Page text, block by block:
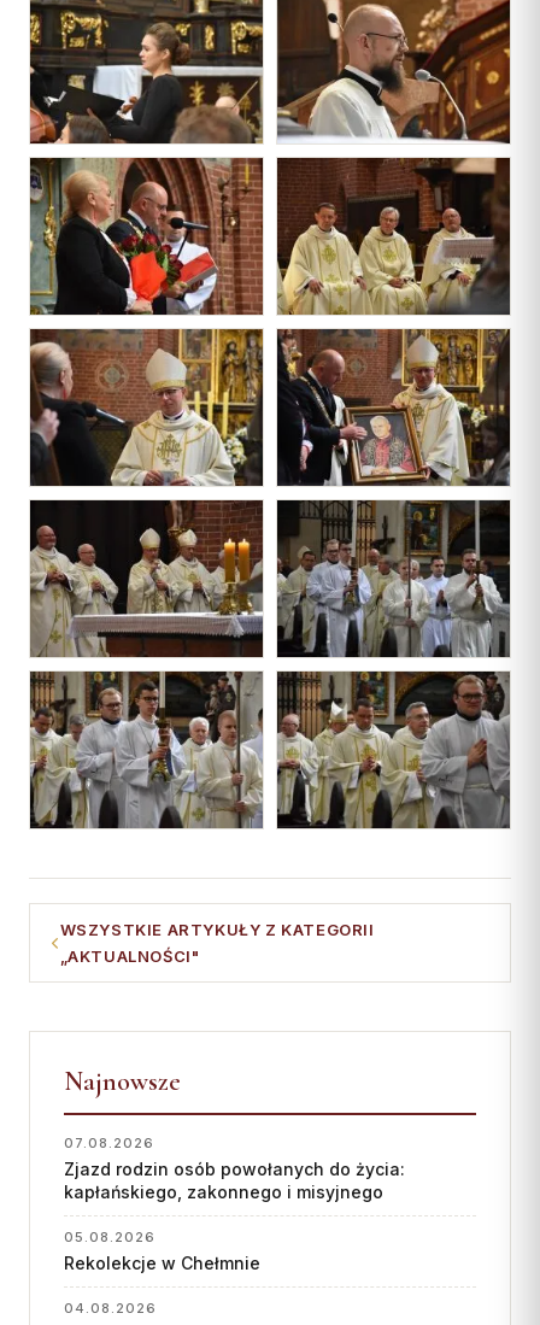
WSZYSTKIE ARTYKUŁY Z KATEGORII
„AKTUALNOŚCI"
Najnowsze
07.08.2026
Zjazd rodzin osób powołanych do życia:
kapłańskiego, zakonnego i misyjnego
05.08.2026
Rekolekcje w Chełmnie
04.08.2026